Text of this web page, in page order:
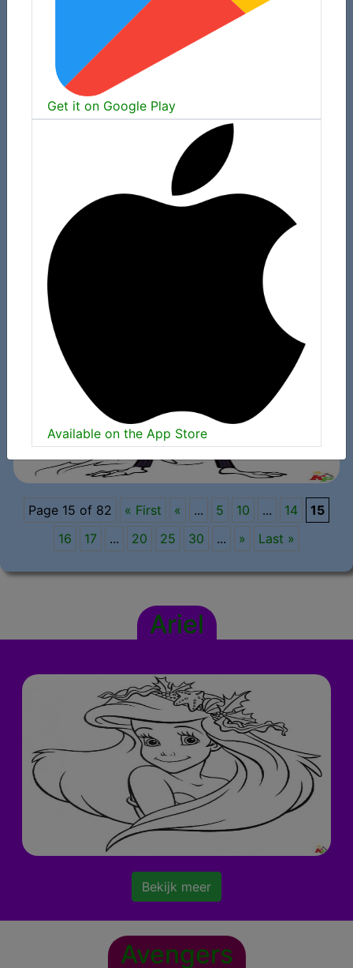
Page 15 of 82 « First « ... 5 10 ... 14
15
16
17 ... 20 25 30 ... » Last »
Ariel
Bekijk meer
Avengers
Get it on Google Play
Available on the App Store